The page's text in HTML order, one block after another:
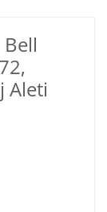
Aleti